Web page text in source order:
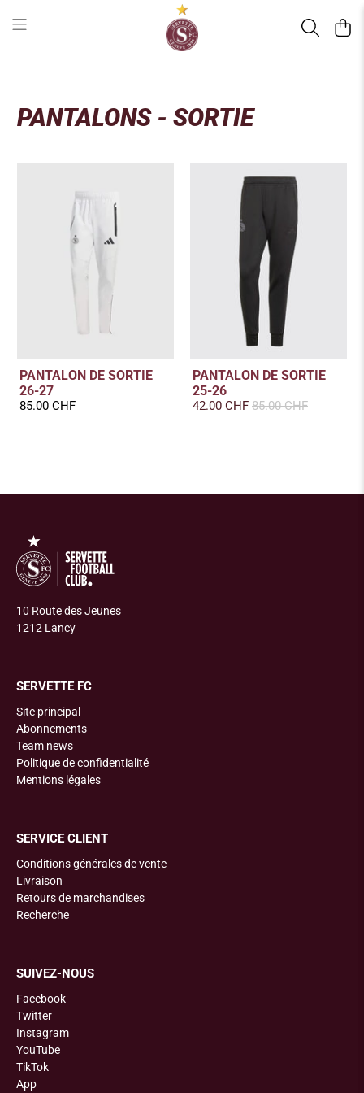
PANTALONS - SORTIE
PANTALON DE SORTIE
26-27
85.00 CHF
PANTALON DE SORTIE
25-26
42.00 CHF 85.00 CHF
10 Route des Jeunes
1212 Lancy
SERVETTE FC
Site principal
Abonnements
Team news
Politique de confidentialité
Mentions légales
SERVICE CLIENT
Conditions générales de vente
Livraison
Retours de marchandises
Recherche
SUIVEZ-NOUS
Facebook
Twitter
Instagram
YouTube
TikTok
App